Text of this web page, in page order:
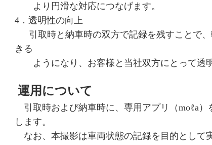
より円滑な対応につなげます。
4．透明性の向上
引取時と納車時の双方で記録を残すことで
きる
ようになり、お客様と当社双方にとって透明
運用について
引取時および納車時に、専用アプリ（moℓa
します。
なお、本撮影は車両状態の記録を目的として